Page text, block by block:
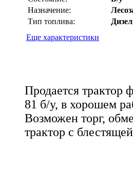
Назначение:
Тип топлива:
Еще характеристики
Продается трактор
81 б/у, в хорошем
Возможен торг,
трактор с